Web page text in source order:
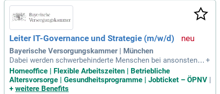
Leiter IT-Governance und Strategie (m/w/d)
Bayerische Versorgungskammer | München
Dabei werden schwerbehinderte Menschen bei ansonsten i
m Wesentlichen gleicher Eignung, Befähigung und fachlicher
Leistung bevorzugt eingestellt.
+
Homeoffice | Flexible Arbeitszeiten | Betriebliche
Altersvorsorge | Gesundheitsprogramme | Jobticket – ÖPNV
+ weitere Benefits